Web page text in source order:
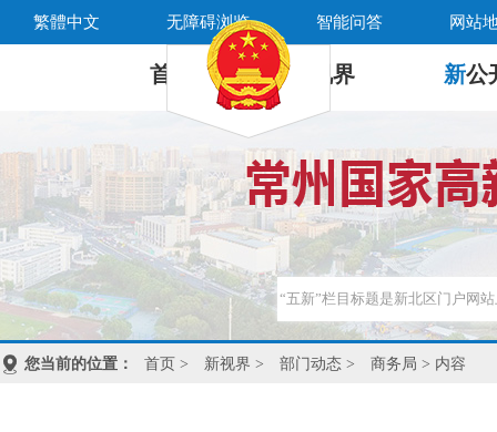
繁體中文 无障碍浏览 智能问答 网站
首 页 新 视界 新公
您当前的位置： 首页 > 新视界 > 部门动态 > 商务局 > 内容